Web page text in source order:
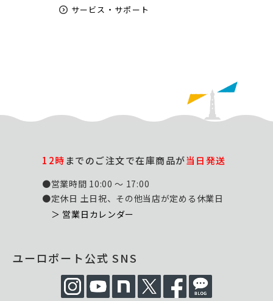
サービス・サポート
12時までのご注文で在庫商品が当日発送
●営業時間 10:00 ～ 17:00
●定休日 土日祝、その他当店が定める休業日
＞ 営業日カレンダー
ユーロポート公式 SNS